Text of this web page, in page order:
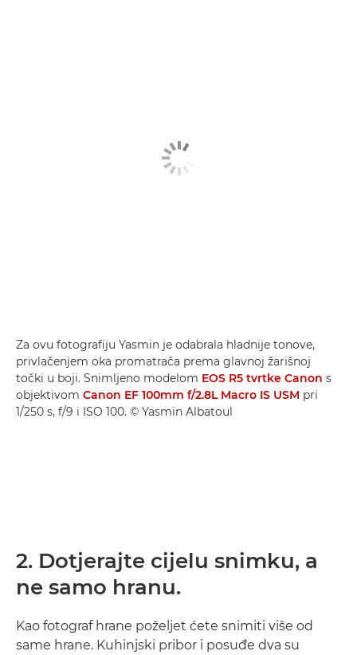
Za ovu fotografiju Yasmin je odabrala hladnije tonove,
privlačenjem oka promatrača prema glavnoj žarišnoj
točki u boji. Snimljeno modelom EOS R5 tvrtke Canon s
objektivom Canon EF 100mm f/2.8L Macro IS USM pri
1/250 s, f/9 i ISO 100. © Yasmin Albatoul
2. Dotjerajte cijelu snimku, a
ne samo hranu.
Kao fotograf hrane poželjet ćete snimiti više od
same hrane. Kuhinjski pribor i posuđe dva su